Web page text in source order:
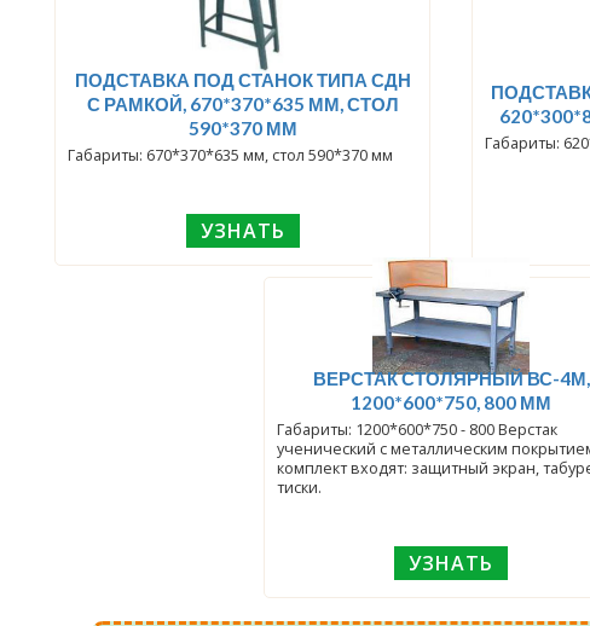
ПОДСТАВКА ПОД СТАНОК ТИПА СДН
С РАМКОЙ, 670*370*635 ММ, СТОЛ
590*370 ММ
Габариты: 670*370*635 мм, стол 590*370 мм
УЗНАТЬ
Габариты:
ВЕРСТАК СТОЛЯРНЫЙ ВС-4М,
1200*600*750, 800 ММ
Габариты: 1200*600*750 - 800 Верстак
ученический с металлическим
комплект входят: защитный экран,
тиски.
УЗНАТЬ